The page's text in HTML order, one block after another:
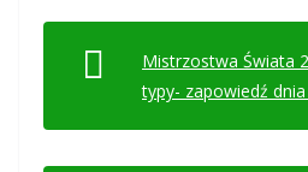
Mistrzostwa Świata
typy- zapowiedź